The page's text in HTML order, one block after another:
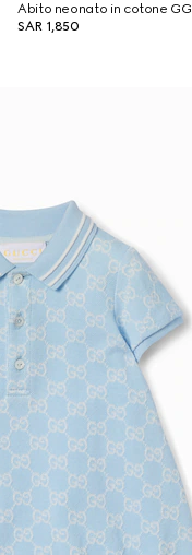
Abito neonato in cotone GG
SAR 1,850